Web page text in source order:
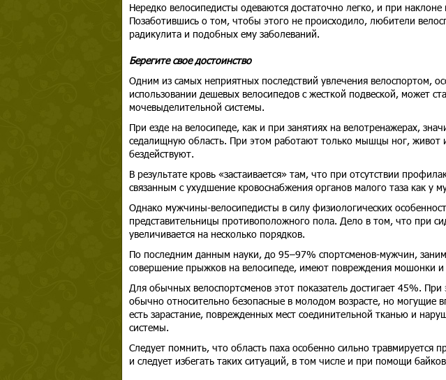
Нередко велосипедисты одеваются достаточно легко, и при наклоне
Позаботившись о том, чтобы этого не происходило, любители
радикулита и подобных ему заболеваний.
Берегите свое достоинство
Одним из самых неприятных последствий увлечения велоспортом,
использовании дешевых велосипедов с жесткой подвеской, может
мочевыделительной системы.
При езде на велосипеде, как и при занятиях на велотренажерах,
седалищную область. При этом работают только мышцы ног, живот
бездействуют.
В результате кровь «застаивается» там, что при отсутствии
связанным с ухудшение кровоснабжения органов малого таза как у
Однако мужчины-велосипедисты в силу физиологических
представительницы противоположного пола. Дело в том, что при
увеличивается на несколько порядков.
По последним данным науки, до 95–97% спортсменов-мужчин,
совершение прыжков на велосипеде, имеют повреждения мошонки и
Для обычных велоспортсменов этот показатель достигает 45%.
обычно относительно безопасные в молодом возрасте, но могущие
есть зарастание, поврежденных мест соединительной тканью и
системы.
Следует помнить, что область паха особенно сильно травмируется
и следует избегать таких ситуаций, в том числе и при помощи